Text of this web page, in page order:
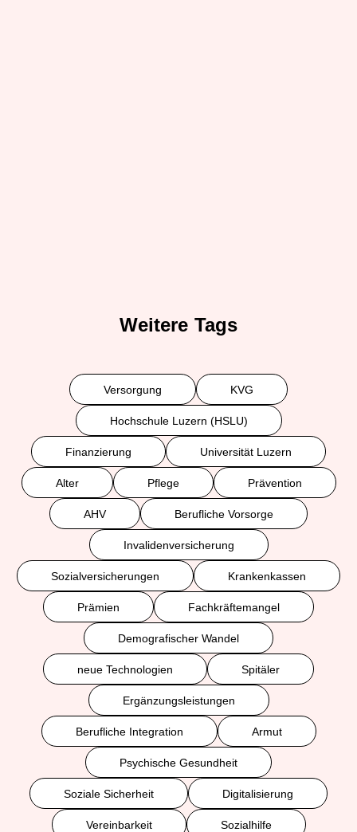
Weitere Tags
Versorgung KVG
Hochschule Luzern (HSLU)
Finanzierung Universität Luzern
Alter Pflege Prävention
AHV Berufliche Vorsorge
Invalidenversicherung
Sozialversicherungen Krankenkassen
Prämien Fachkräftemangel
Demografischer Wandel
neue Technologien Spitäler
Ergänzungsleistungen
Berufliche Integration Armut
Psychische Gesundheit
Soziale Sicherheit Digitalisierung
Vereinbarkeit Sozialhilfe